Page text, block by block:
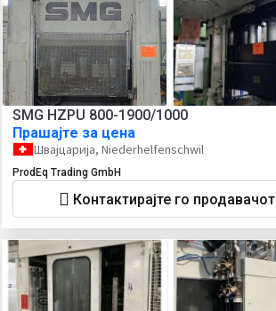
SMG HZPU 800-1900/1000
Прашајте за цена
Швајцарија, Niederhelfenschwil
ProdEq Trading GmbH
Контактирајте го продавачот